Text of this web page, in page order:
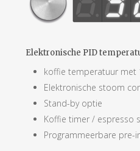
Elektronische PID
koffie temperatuur met
Elektronische stoom
Stand-by optie
Koffie timer / espresso
Programmeerbare pre-